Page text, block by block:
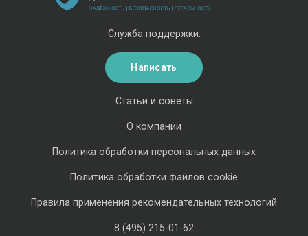
Статьи и советы
О компании
Политика обработки персональных данных
Политика обработки файлов cookie
Правила применения рекомендательных технологий
8 (495) 215-01-62
Служба поддержки:
Написать